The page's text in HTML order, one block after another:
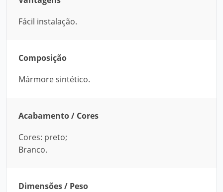
Fácil instalação.
Composição
Mármore sintético.
Acabamento / Cores
Cores: preto;
Branco.
Dimensões / Peso